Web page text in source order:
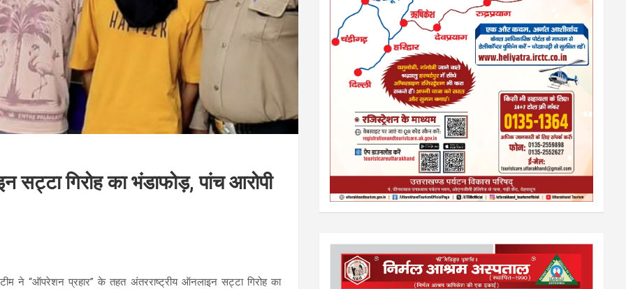
सट्टा गिरोह का भंडाफोड़, पांच आरोपी
ने “ऑपरेशन प्रहार” के तहत अंतरराष्ट्रीय ऑनलाइन सट्टा गिरोह का